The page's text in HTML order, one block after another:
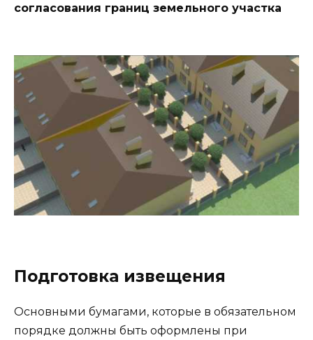
согласования границ земельного участка
Подготовка извещения
Основными бумагами, которые в обязательном
порядке должны быть оформлены при